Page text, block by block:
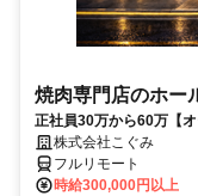
焼肉専門店のホー
正社員30万から60万【
株式会社こぐみ
フルリモート
時給300,000円以上